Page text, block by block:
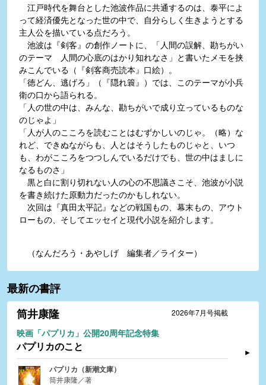
江戸時代を舞台とした池波作品に共通するのは、泰平によ
って経済優先となった世の中で、自分らしく生きようとする
主人公を描いている点だろう。
池波は『剣客』の創作ノートに、「人間の誤解、勘ちがい
のテーマ 人間の心底のはかり知れなさ」と書いたメモを挟
みこんでいる（『剣客商売読本』口絵）。
「徳どん、逃げろ」（『隠れ簑』）では、このテーマが小兵
衛の口から語られる。
「人の世の中は、みんな、勘ちがいで成り立っているものな
のじゃよ」
「人が人のこころを読むことはむずかしいのじゃ。（略）な
れど、できぬながらも、人とはそうしたものじゃと、いつ
も、わがこころをつつしんでいるだけでも、世の中はましに
なるものさ」
黒と白に割り切れない人の心の不思議さこそ、池波が小説
を書き続けた原動力だったのかもしれない。
次回は『真田太平記』などの戦国もの、幕末もの、アウト
ローもの、そしてエッセイと現代小説を紹介します。
（なんだろう・あやしげ 編集者／ライター）
最新の書評
2026年7月号掲載
筒井康隆
映画「パプリカ」公開20周年記念特集
パプリカのこと
パプリカ（新潮文庫）
筒井康隆／著